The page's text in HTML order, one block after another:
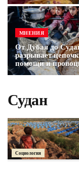
МНЕНИЯ
От Дубая до
разрывает
помощи и
Судан
Социология